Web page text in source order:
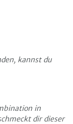
kannst du
in
dir dieser